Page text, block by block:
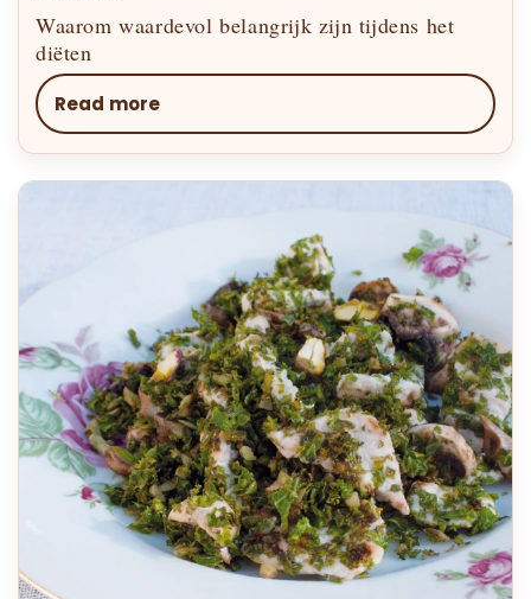
Waarom waardevol belangrijk zijn tijdens het
diëten
Read more